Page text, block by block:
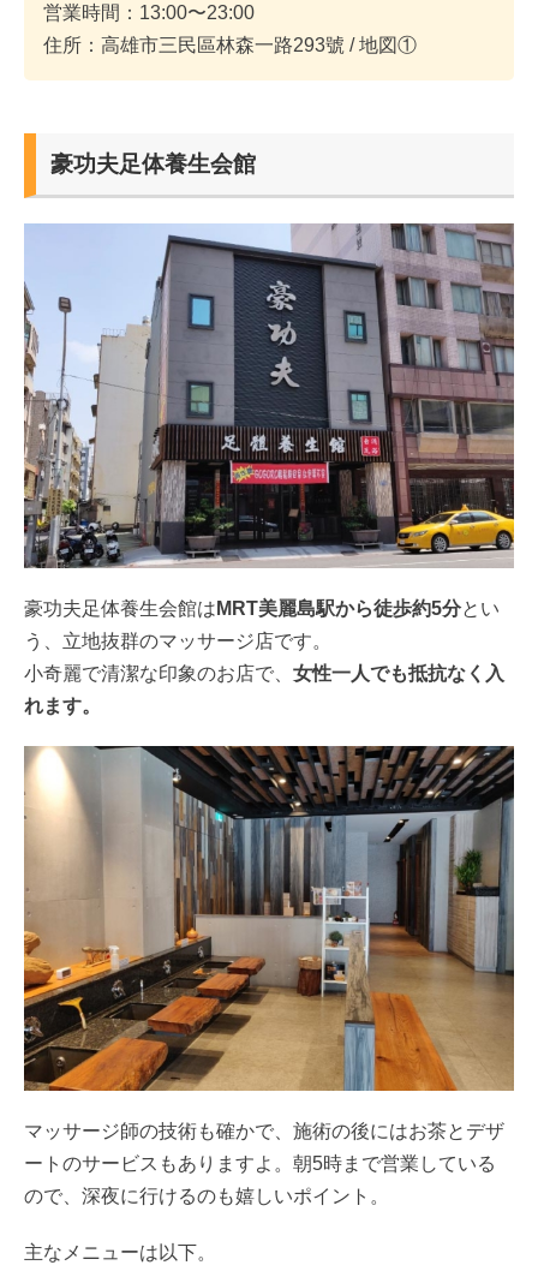
営業時間：13:00〜23:00
住所：高雄市三民區林森一路293號 / 地図①
豪功夫足体養生会館
豪功夫足体養生会館は MRT美麗島駅から徒歩約5分とい
う、立地抜群のマッサージ店です。
小奇麗で清潔な印象のお店で、 女性一人でも抵抗なく入
れます。
マッサージ師の技術も確かで、施術の後にはお茶とデザ
ートのサービスもありますよ。朝5時まで営業している
ので、深夜に行けるのも嬉しいポイント。
主なメニューは以下。